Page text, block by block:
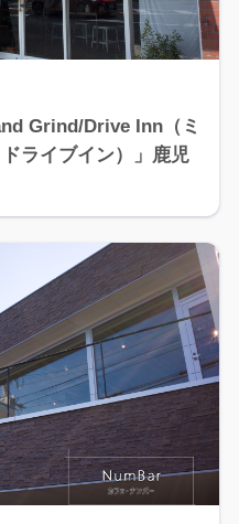
Grind/Drive Inn（ミ
ライブイン）」鹿児